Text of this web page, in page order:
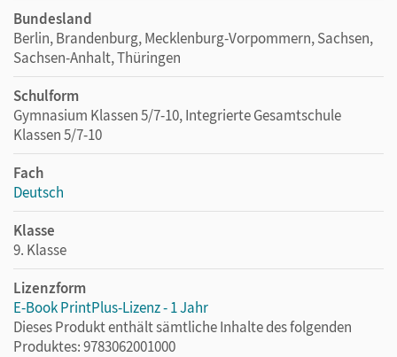
Bundesland
Berlin, Brandenburg, Mecklenburg-Vorpommern, Sachsen,
Sachsen-Anhalt, Thüringen
Schulform
Gymnasium Klassen 5/7-10, Integrierte Gesamtschule
Klassen 5/7-10
Fach
Deutsch
Klasse
9. Klasse
Lizenzform
E-Book PrintPlus-Lizenz - 1 Jahr
Dieses Produkt enthält sämtliche Inhalte des folgenden
Produktes: 9783062001000